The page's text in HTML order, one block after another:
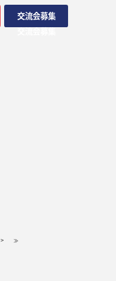
交流会募集
交流会募集
> ≫